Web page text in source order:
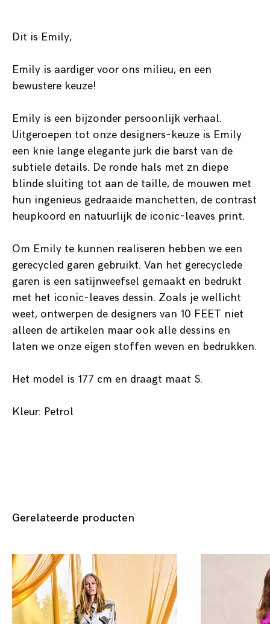
Dit is Emily,
Emily is aardiger voor ons milieu, en een
bewustere keuze!
Emily is een bijzonder persoonlijk verhaal.
Uitgeroepen tot onze designers-keuze is Emily
een knie lange elegante jurk die barst van de
subtiele details. De ronde hals met zn diepe
blinde sluiting tot aan de taille, de mouwen met
hun ingenieus gedraaide manchetten, de contrast
heupkoord en natuurlijk de iconic-leaves print.
Om Emily te kunnen realiseren hebben we een
gerecycled garen gebruikt. Van het gerecyclede
garen is een satijnweefsel gemaakt en bedrukt
met het iconic-leaves dessin. Zoals je wellicht
weet, ontwerpen de designers van 10 FEET niet
alleen de artikelen maar ook alle dessins en
laten we onze eigen stoffen weven en bedrukken.
Het model is 177 cm en draagt maat S.
Kleur: Petrol
Gerelateerde producten